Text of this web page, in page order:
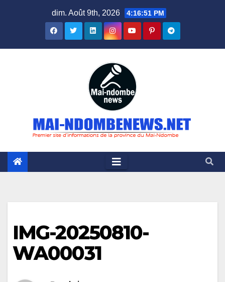
dim. Août 9th, 2026 4:16:52 PM
IMG-20250810-
WA00031